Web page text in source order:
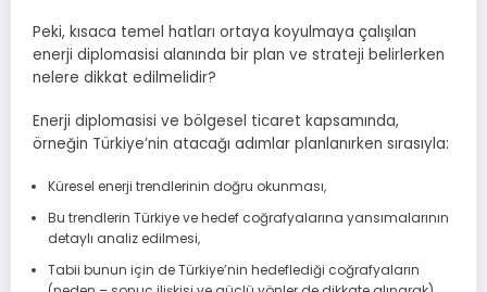
Peki, kısaca temel hatları ortaya koyulmaya çalışılan
enerji diplomasisi alanında bir plan ve strateji belirlerken
nelere dikkat edilmelidir?
Enerji diplomasisi ve bölgesel ticaret kapsamında,
örneğin Türkiye’nin atacağı adımlar planlanırken sırasıyla:
Küresel enerji trendlerinin doğru okunması,
Bu trendlerin Türkiye ve hedef coğrafyalarına yansımalarının
detaylı analiz edilmesi,
Tabii bunun için de Türkiye’nin hedeflediği coğrafyaların